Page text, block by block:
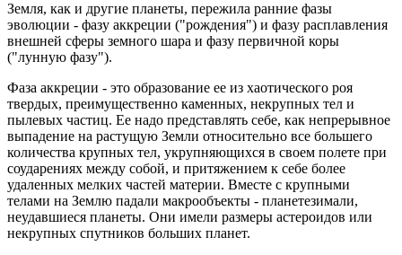
Земля, как и другие планеты, пережила ранние фазы
эволюции - фазу аккреции ("рождения") и фазу расплавления
внешней сферы земного шара и фазу первичной коры
("лунную фазу").
Фаза аккреции - это образование ее из хаотического роя
твердых, преимущественно каменных, некрупных тел и
пылевых частиц. Ее надо представлять себе, как непрерывное
выпадение на растущую Земли относительно все большего
количества крупных тел, укрупняющихся в своем полете при
соударениях между собой, и притяжением к себе более
удаленных мелких частей материи. Вместе с крупными
телами на Землю падали макрообъекты - планетезимали,
неудавшиеся планеты. Они имели размеры астероидов или
некрупных спутников больших планет.